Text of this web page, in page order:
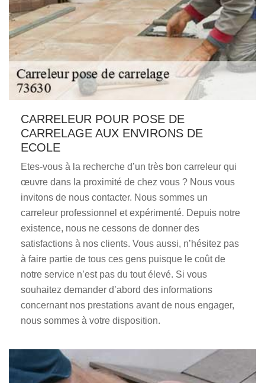
CARRELEUR POUR POSE DE
CARRELAGE AUX ENVIRONS DE
ECOLE
Etes-vous à la recherche d’un très bon carreleur qui
œuvre dans la proximité de chez vous ? Nous vous
invitons de nous contacter. Nous sommes un
carreleur professionnel et expérimenté. Depuis notre
existence, nous ne cessons de donner des
satisfactions à nos clients. Vous aussi, n’hésitez pas
à faire partie de tous ces gens puisque le coût de
notre service n’est pas du tout élevé. Si vous
souhaitez demander d’abord des informations
concernant nos prestations avant de nous engager,
nous sommes à votre disposition.